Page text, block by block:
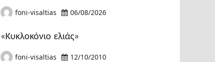
foni-visaltias 06/08/2026
«Κυκλοκόνιο ελιάς»
foni-visaltias 12/10/2010